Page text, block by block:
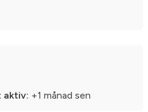
aktiv: +1 månad sen